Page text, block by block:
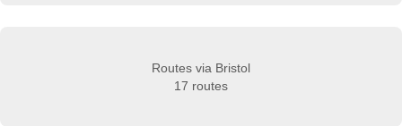
Routes via Bristol
17 routes